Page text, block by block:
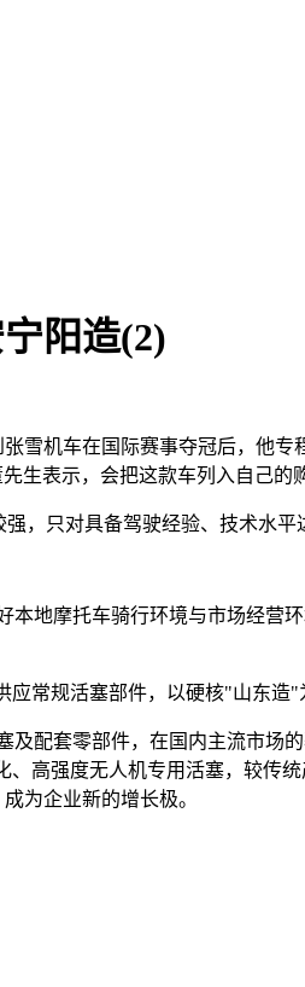
阳造(2)
雪机车在国际赛事夺冠后，他专
生表示，会把这款车列入自己的
，只对具备驾驶经验、技术水
地摩托车骑行环境与市场经营
常规活塞部件，以硬核"山东造"
配套零部件，在国内主流市场
高强度无人机专用活塞，较传
为企业新的增长极。